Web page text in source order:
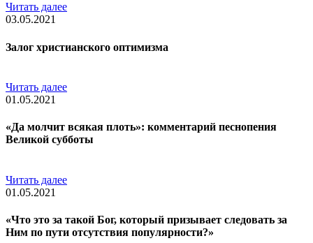
Читать далее
03.05.2021
Залог христианского оптимизма
Читать далее
01.05.2021
«Да молчит всякая плоть»: комментарий песнопения
Великой субботы
Читать далее
01.05.2021
«Что это за такой Бог, который призывает следовать за
Ним по пути отсутствия популярности?»